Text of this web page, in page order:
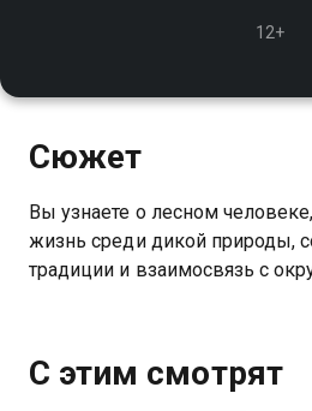
12+
Сюжет
Вы узнаете о лесном
жизнь среди дикой природы,
традиции и взаимосвязь с
С этим смотрят